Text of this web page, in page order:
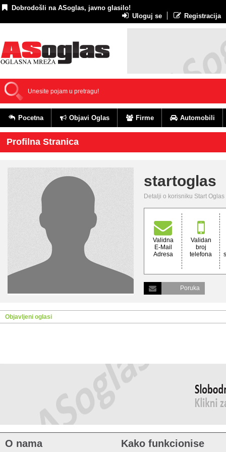
Dobrodošli na ASoglas, javno glasilo!
Uloguj se
Registracija
Pocetna Objavi Oglas Firme Automobili
Profilna Stranica
startoglas
Detalji o korisniku Start Oglas
Validna
E-Mail
Adresa
Validan
broj
telefona
Poruka
Objavljeni oglasi
O nama
Kako funkcionise